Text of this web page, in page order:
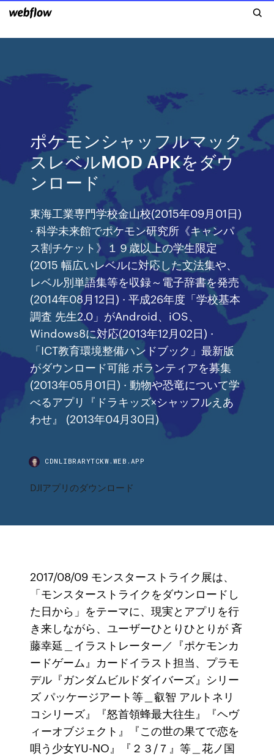
ポケモンシャッフルマック
スレベルMOD APKをダウ
ンロード
東海工業専門学校金山校(2015年09月01日)
· 科学未来館でポケモン研究所《キャンパ
ス割チケット》１９歳以上の学生限定
(2015 幅広いレベルに対応した文法集や、
レベル別単語集等を収録～電子辞書を発売
(2014年08月12日) · 平成26年度「学校基本
調査 先生2.0」がAndroid、iOS、
Windows8に対応(2013年12月02日) ·
「ICT教育環境整備ハンドブック」最新版
がダウンロード可能 ボランティアを募集
(2013年05月01日) · 動物や恐竜について学
べるアプリ『ドラキッズ×シャッフルえあ
わせ』 (2013年04月30日)
CDNLIBRARYTCKW.WEB.APP
DJIアプリのダウンロード
2017/08/09 モンスターストライク展は、
「モンスターストライクをダウンロードし
た日から」をテーマに、現実とアプリを行
き来しながら、ユーザーひとりひとりが 斉
藤幸延＿イラストレーター／『ポケモンカ
ードゲーム』カードイラスト担当、プラモ
デル『ガンダムビルドダイバーズ』シリー
ズ パッケージアート等＿叡智 アルトネリ
コシリーズ』『怒首領蜂最大往生』『ヘヴ
ィーオブジェクト』『この世の果てで恋を
唄う少女YU-NO』『２３/７』等＿花ノ国